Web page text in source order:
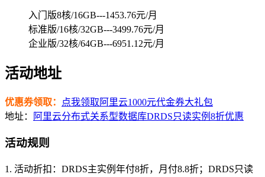
入门版8核/16GB---1453.76元/月
标准版/16核/32GB---3499.76元/月
企业版/32核/64GB---6951.12元/月
活动地址
优惠券领取：
点我领取阿里云1000元代金券大礼包
地址：
阿里云分布式关系型数据库DRDS只读实例8折优惠
活动规则
1. 活动折扣：DRDS主实例年付8折，月付8.8折；DRDS只读